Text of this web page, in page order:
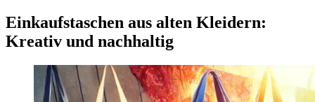
Einkaufstaschen aus alten Kleidern:
Kreativ und nachhaltig